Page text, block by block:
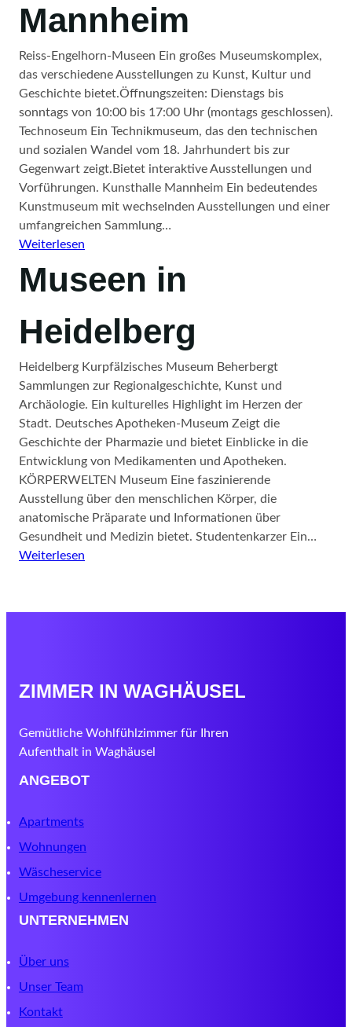
Mannheim
Reiss-Engelhorn-Museen Ein großes Museumskomplex,
das verschiedene Ausstellungen zu Kunst, Kultur und
Geschichte bietet.Öffnungszeiten: Dienstags bis
sonntags von 10:00 bis 17:00 Uhr (montags geschlossen).
Technoseum Ein Technikmuseum, das den technischen
und sozialen Wandel vom 18. Jahrhundert bis zur
Gegenwart zeigt.Bietet interaktive Ausstellungen und
Vorführungen. Kunsthalle Mannheim Ein bedeutendes
Kunstmuseum mit wechselnden Ausstellungen und einer
umfangreichen Sammlung…
Weiterlesen
in
Museen in
Heidelberg
Heidelberg Kurpfälzisches Museum Beherbergt
Sammlungen zur Regionalgeschichte, Kunst und
Archäologie. Ein kulturelles Highlight im Herzen der
Stadt. Deutsches Apotheken-Museum Zeigt die
Geschichte der Pharmazie und bietet Einblicke in die
Entwicklung von Medikamenten und Apotheken.
KÖRPERWELTEN Museum Eine faszinierende
Ausstellung über den menschlichen Körper, die
anatomische Präparate und Informationen über
Gesundheit und Medizin bietet. Studentenkarzer Ein…
Weiterlesen
Heidelberg
ZIMMER IN WAGHÄUSEL
Gemütliche Wohlfühlzimmer für Ihren
Aufenthalt in Waghäusel
ANGEBOT
Apartments
Wohnungen
Wäscheservice
Umgebung kennenlernen
UNTERNEHMEN
Über uns
Unser Team
Kontakt